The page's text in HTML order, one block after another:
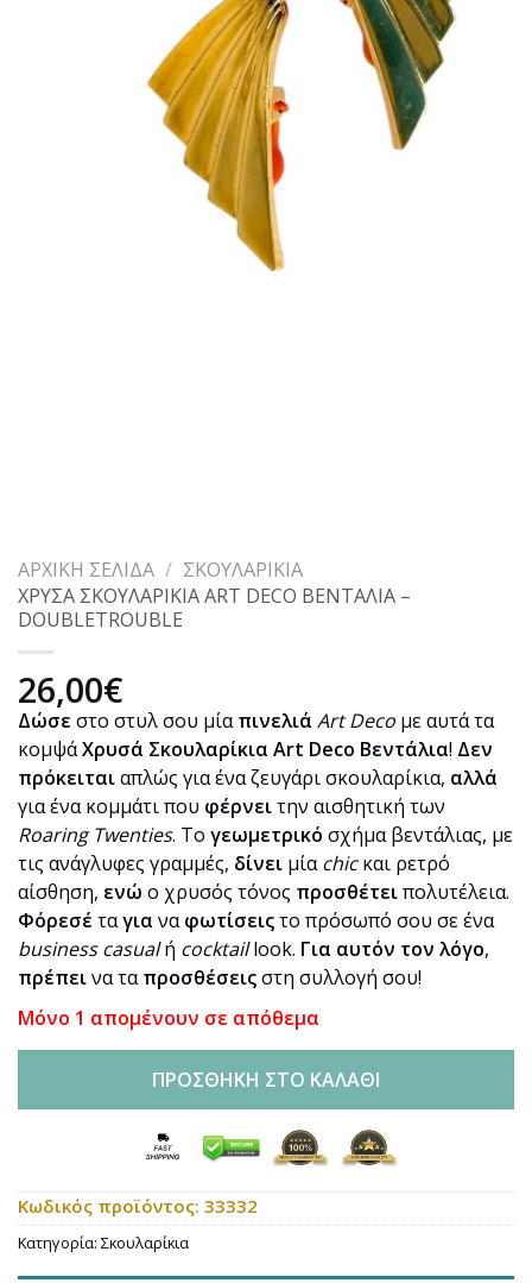
ΑΡΧΙΚΉ ΣΕΛΊΔΑ / ΣΚΟΥΛΑΡΊΚΙΑ
ΧΡΥΣΑ ΣΚΟΥΛΑΡΙΚΙΑ ART DECO ΒΕΝΤΑΛΙΑ –
DOUBLETROUBLE
26,00€
Δώσε στο στυλ σου μίαπινελιά Art Deco με αυτά τα
κομψάΧρυσά Σκουλαρίκια Art Deco Βεντάλια! Δεν
πρόκειταιαπλώς για ένα ζευγάρι σκουλαρίκια, αλλά
για ένα κομμάτι που φέρνειτην αισθητική των
Roaring Twenties. Το γεωμετρικό σχήμα βεντάλιας, με
τις ανάγλυφες γραμμές, δίνει μίαchicκαι ρετρό
αίσθηση, ενώ ο χρυσός τόνος προσθέτειπολυτέλεια.
Φόρεσέ ταγια ναφωτίσειςτο πρόσωπό σου σε ένα
business casualή cocktaillook. Για αυτόν τον λόγο,
πρέπεινα ταπροσθέσειςστη συλλογή σου!
Μόνο 1 απομένουν σε απόθεμα
ΠΡΟΣΘΉΚΗ ΣΤΟ ΚΑΛΆΘΙ
Κωδικός προϊόντος: 33332
Κατηγορία: Σκουλαρίκια